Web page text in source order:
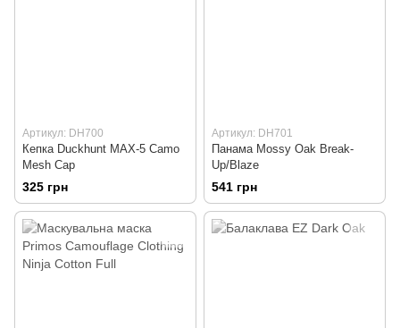
Артикул: DH700
Кепка Duckhunt MAX-5 Camo
Mesh Cap
325 грн
Артикул: DH701
Панама Mossy Oak Break-
Up/Blaze
541 грн